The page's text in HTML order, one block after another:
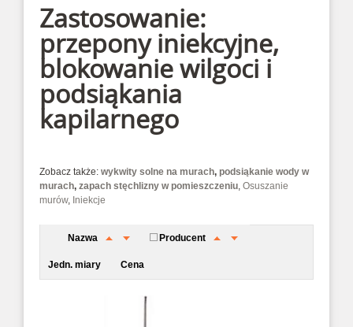
Zastosowanie:
przepony iniekcyjne,
blokowanie wilgoci i
podsiąkania
kapilarnego
Zobacz także: wykwity solne na murach, podsiąkanie wody w
murach, zapach stęchlizny w pomieszczeniu, Osuszanie
murów, Iniekcje
Nazwa Producent
Jedn. miary Cena